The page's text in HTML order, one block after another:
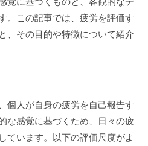
。この記事では、疲労を評価す
、その目的や特徴について紹介
個人が自身の疲労を自己報告す
な感覚に基づくため、日々の疲
ています。以下の評価尺度がよ